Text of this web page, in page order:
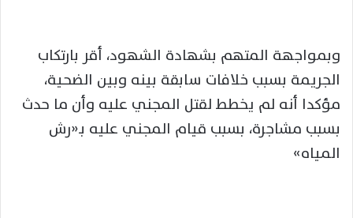
وبمواجهة المتهم بشهادة الشهود، أقر بارتكاب
الجريمة بسبب خلافات سابقة بينه وبين الضحية،
مؤكدا أنه لم يخطط لقتل المجني عليه وأن ما حدث
بسبب مشاجرة، بسبب قيام المجني عليه بـ«رش
المياه»